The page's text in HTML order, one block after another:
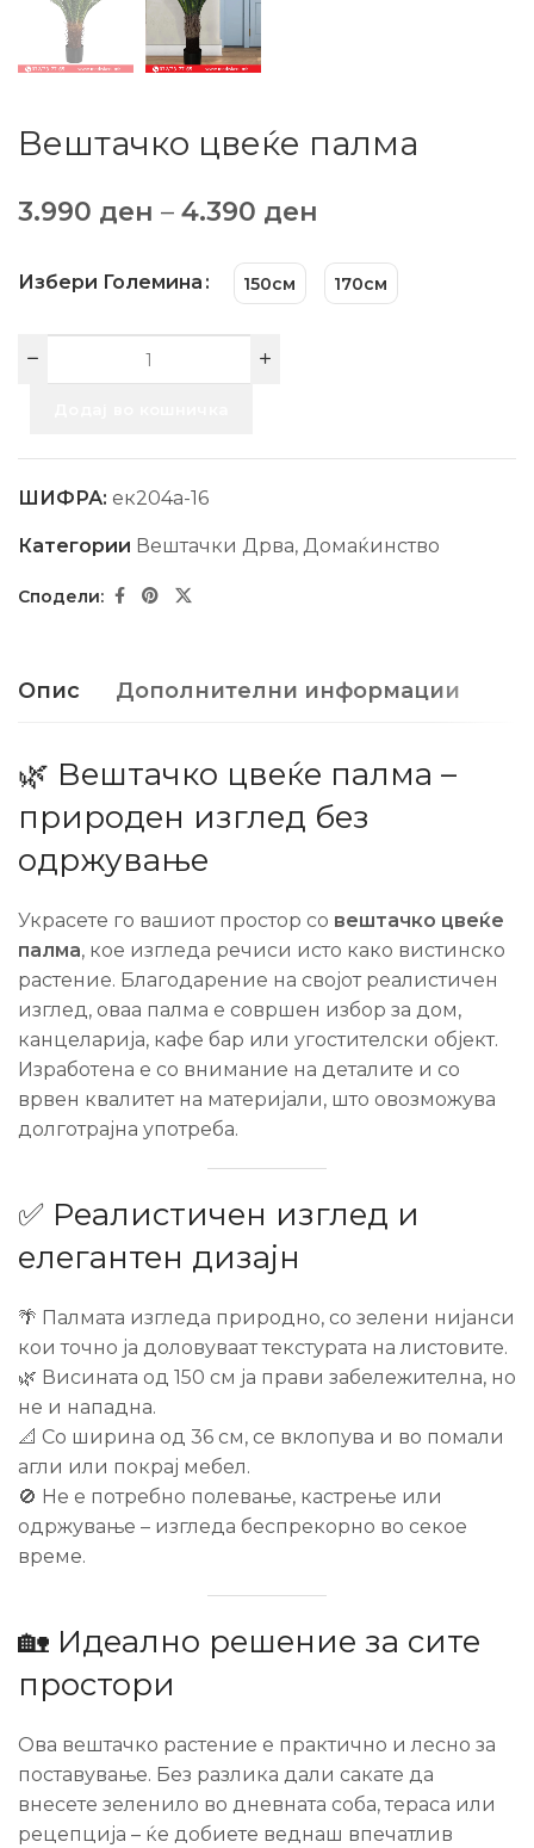
Вештачко цвеќе палма
3.990 ден – 4.390 ден
Избери Големина 150см 170см
ШИФРА: ек204а-16
Категории Вештачки Дрва, Домаќинство
Опис Дополнителни информации
🌿 Вештачко цвеќе палма –
природен изглед без
одржување
Украсете го вашиот простор со вештачко цвеќе
палма, кое изгледа речиси исто како вистинско
растение. Благодарение на својот реалистичен
изглед, оваа палма е совршен избор за дом,
канцеларија, кафе бар или угостителски објект.
Изработена е со внимание на деталите и со
врвен квалитет на материјали, што овозможува
долготрајна употреба.
✅ Реалистичен изглед и
елегантен дизајн
🌴 Палмата изгледа природно, со зелени нијанси
кои точно ја доловуваат текстурата на листовите.
🌿 Висината од 150 см ја прави забележителна, но
не и нападна.
📐 Со ширина од 36 см, се вклопува и во помали
агли или покрај мебел.
🚫 Не е потребно полевање, кастрење или
одржување – изгледа беспрекорно во секое
време.
🏡 Идеално решение за сите
простори
Ова вештачко растение е практично и лесно за
поставување. Без разлика дали сакате да
внесете зеленило во дневната соба, тераса или
рецепција – ќе добиете веднаш впечатлив